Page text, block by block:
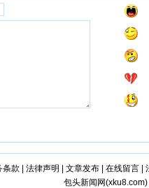
条款 法律声明 文章发布| 在线留言|
包头新闻网(xku8.com)